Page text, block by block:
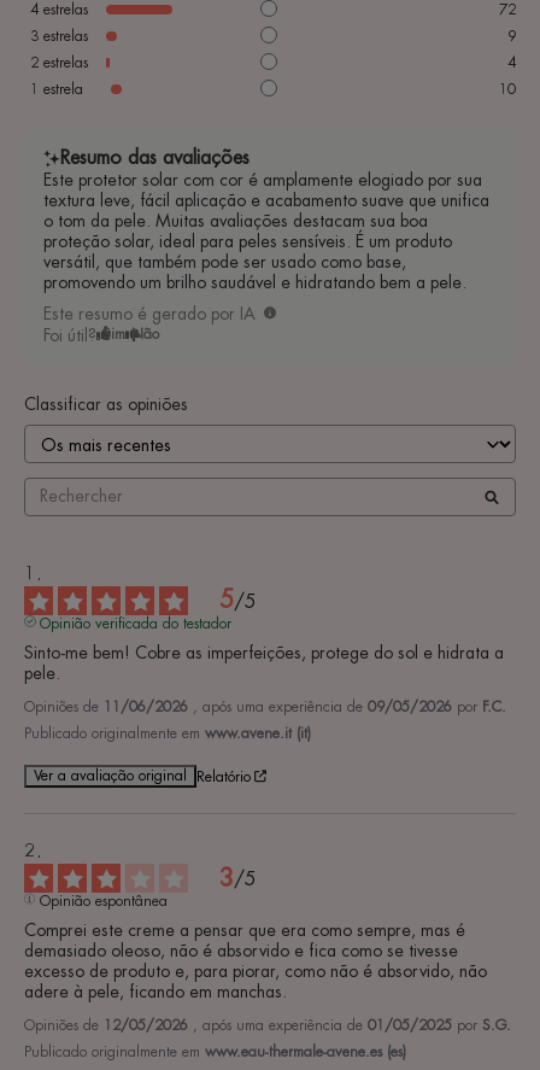
4 estrelas
72
3 estrelas
9
2 estrelas
4
1 estrela 10
Resumo das avaliações
Este protetor solar com cor é amplamente elogiado por sua
textura leve, fácil aplicação e acabamento suave que unifica
o tom da pele. Muitas avaliações destacam sua boa
proteção solar, ideal para peles sensíveis. É um produto
versátil, que também pode ser usado como base,
promovendo um brilho saudável e hidratando bem a pele.
Este resumo é gerado por IA
Foi útil? Sim Não
Classificar as opiniões
5/5
Opinião verificada do testador
Sinto-me bem! Cobre as imperfeições, protege do sol e hidrata a
pele.
Opiniões de 11/06/2026 , após uma experiência de 09/05/2026 por F.C.
Publicado originalmente em www.avene.it (it)
Ver a avaliação original Relatório
3/5
Opinião espontânea
Comprei este creme a pensar que era como sempre, mas é
demasiado oleoso, não é absorvido e fica como se tivesse
excesso de produto e, para piorar, como não é absorvido, não
adere à pele, ficando em manchas.
Opiniões de 12/05/2026 , após uma experiência de 01/05/2025 por S.G.
Publicado originalmente em www.eau-thermale-avene.es (es)